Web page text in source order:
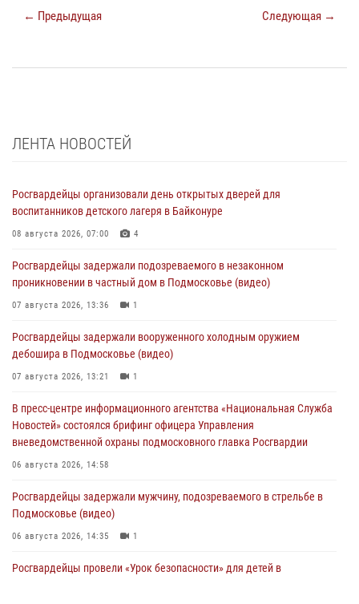
← Предыдущая Следующая →
ЛЕНТА НОВОСТЕЙ
Росгвардейцы организовали день открытых дверей для
воспитанников детского лагеря в Байконуре
08 августа 2026, 07:00 4
Росгвардейцы задержали подозреваемого в незаконном
проникновении в частный дом в Подмосковье (видео)
07 августа 2026, 13:36 1
Росгвардейцы задержали вооруженного холодным оружием
дебошира в Подмосковье (видео)
07 августа 2026, 13:21 1
В пресс-центре информационного агентства «Национальная Служба
Новостей» состоялся брифинг офицера Управления
вневедомственной охраны подмосковного главка Росгвардии
06 августа 2026, 14:58
Росгвардейцы задержали мужчину, подозреваемого в стрельбе в
Подмосковье (видео)
06 августа 2026, 14:35 1
Росгвардейцы провели «Урок безопасности» для детей в